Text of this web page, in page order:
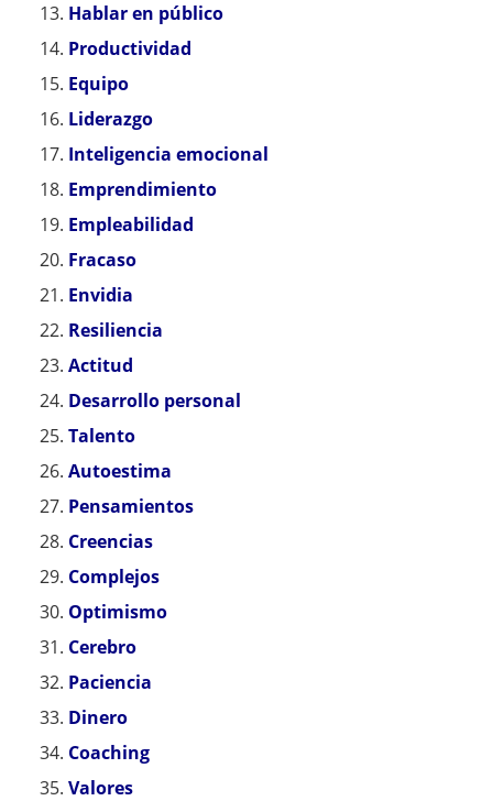
Hablar en público
Productividad
Equipo
Liderazgo
Inteligencia emocional
Emprendimiento
Empleabilidad
Fracaso
Envidia
Resiliencia
Actitud
Desarrollo personal
Talento
Autoestima
Pensamientos
Creencias
Complejos
Optimismo
Cerebro
Paciencia
Dinero
Coaching
Valores